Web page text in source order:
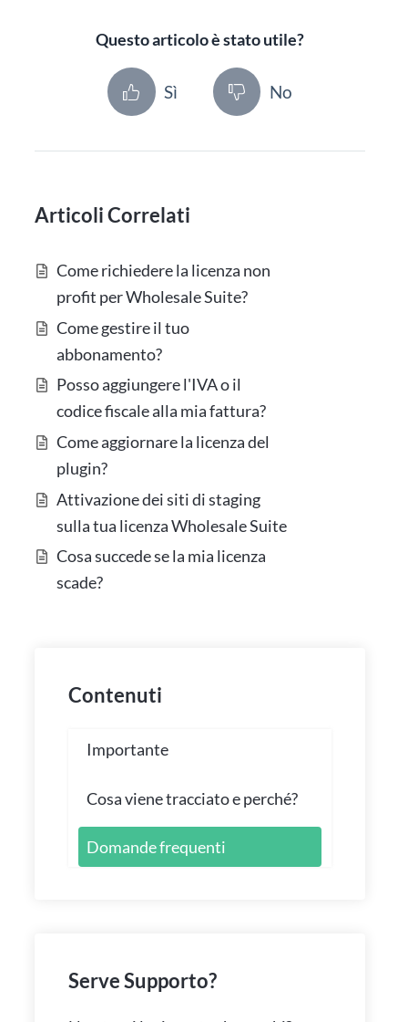
Questo articolo è stato utile?
Sì No
Articoli Correlati
Come richiedere la licenza non
profit per Wholesale Suite?
Come gestire il tuo
abbonamento?
Posso aggiungere l'IVA o il
codice fiscale alla mia fattura?
Come aggiornare la licenza del
plugin?
Attivazione dei siti di staging
sulla tua licenza Wholesale Suite
Cosa succede se la mia licenza
scade?
Contenuti
Importante
Cosa viene tracciato e perché?
Domande frequenti
Serve Supporto?